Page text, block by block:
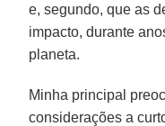
e, segundo, que as
impacto, durante
planeta.
Minha principal
considerações a